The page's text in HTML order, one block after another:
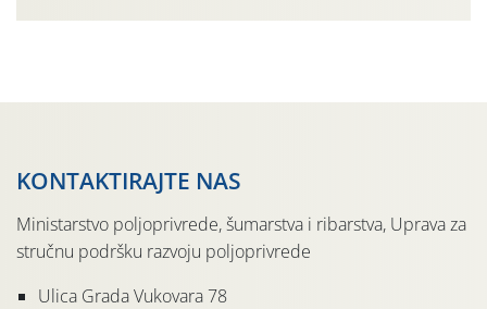
KONTAKTIRAJTE NAS
Ministarstvo poljoprivrede, šumarstva i ribarstva, Uprava za
stručnu podršku razvoju poljoprivrede
Ulica Grada Vukovara 78